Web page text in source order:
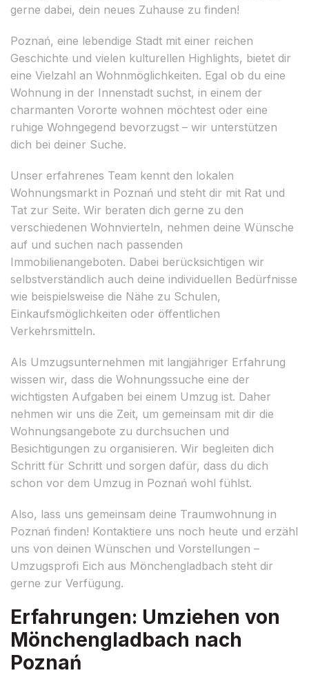
gerne dabei, dein neues Zuhause zu finden!
Poznań, eine lebendige Stadt mit einer reichen
Geschichte und vielen kulturellen Highlights, bietet dir
eine Vielzahl an Wohnmöglichkeiten. Egal ob du eine
Wohnung in der Innenstadt suchst, in einem der
charmanten Vororte wohnen möchtest oder eine
ruhige Wohngegend bevorzugst – wir unterstützen
dich bei deiner Suche.
Unser erfahrenes Team kennt den lokalen
Wohnungsmarkt in Poznań und steht dir mit Rat und
Tat zur Seite. Wir beraten dich gerne zu den
verschiedenen Wohnvierteln, nehmen deine Wünsche
auf und suchen nach passenden
Immobilienangeboten. Dabei berücksichtigen wir
selbstverständlich auch deine individuellen Bedürfnisse
wie beispielsweise die Nähe zu Schulen,
Einkaufsmöglichkeiten oder öffentlichen
Verkehrsmitteln.
Als Umzugsunternehmen mit langjähriger Erfahrung
wissen wir, dass die Wohnungssuche eine der
wichtigsten Aufgaben bei einem Umzug ist. Daher
nehmen wir uns die Zeit, um gemeinsam mit dir die
Wohnungsangebote zu durchsuchen und
Besichtigungen zu organisieren. Wir begleiten dich
Schritt für Schritt und sorgen dafür, dass du dich
schon vor dem Umzug in Poznań wohl fühlst.
Also, lass uns gemeinsam deine Traumwohnung in
Poznań finden! Kontaktiere uns noch heute und erzähl
uns von deinen Wünschen und Vorstellungen –
Umzugsprofi Eich aus Mönchengladbach steht dir
gerne zur Verfügung.
Erfahrungen: Umziehen von
Mönchengladbach nach
Poznań